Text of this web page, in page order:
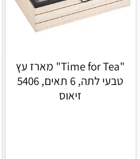
"Time for Tea" מארז עץ
טבעי לתה, 6 תאים, 5406
זיאוס